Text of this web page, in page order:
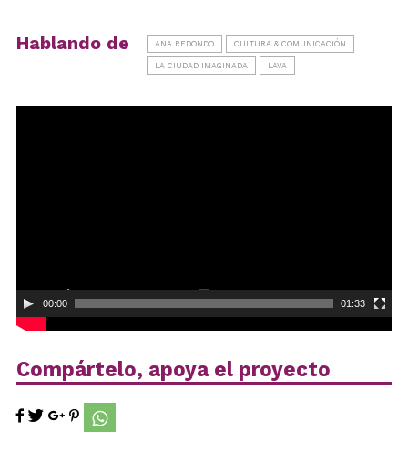
Hablando de ANA REDONDO CULTURA & COMUNICACIÓN
LA CIUDAD IMAGINADA LAVA
00:00 01:33
Compártelo, apoya el proyecto